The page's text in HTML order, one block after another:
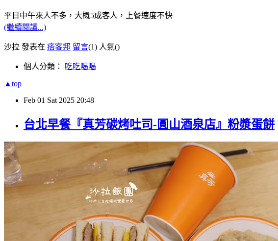
平日中午來人不多，大概5成客人，上餐速度不快
(繼續閱讀...)
沙拉 發表在 痞客邦 留言(1) 人氣()
個人分類： 吃吃喝喝
▲top
Feb 01 Sat 2025 20:48
台北早餐『真芳碳烤吐司-圓山酒泉店』粉漿蛋餅